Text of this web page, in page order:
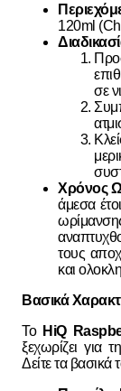
120ml
σε
Χρόνος
άμεσα
τους
και
Βασικά
Το HiQ
ξεχωρίζει για
Δείτε τα βασικά